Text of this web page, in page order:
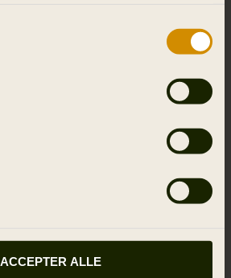
ACCEPTER ALLE